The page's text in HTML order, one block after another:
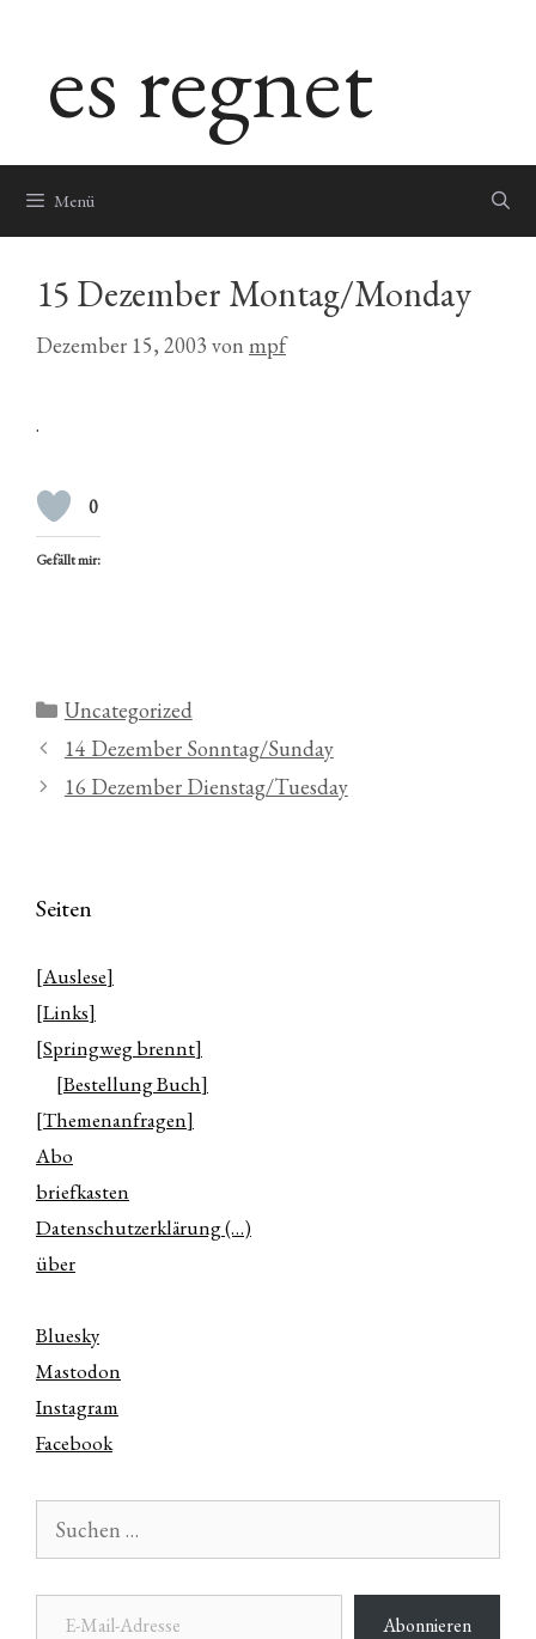
springenes regnet
Menü
15 Dezember Montag/Monday
Dezember 15, 2003 von mpf
.
0
Gefällt mir:
Kategorien
Uncategorized
14 Dezember Sonntag/Sunday
16 Dezember Dienstag/Tuesday
Seiten
[Auslese]
[Links]
[Springweg brennt]
[Bestellung Buch]
[Themenanfragen]
Abo
briefkasten
Datenschutzerklärung (…)
über
Bluesky
Mastodon
Instagram
Facebook
nach:
E-Mail-Adresse
Abonnieren